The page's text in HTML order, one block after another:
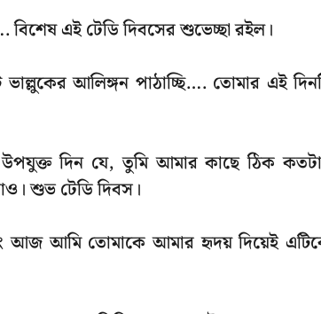
এই টেডি দিবসের শুভেচ্ছা রইল।
আলিঙ্গন পাঠাচ্ছি…. তোমার এই
দিন যে, তুমি আমার কাছে ঠিক
শুভ টেডি দিবস।
আজ আমি তোমাকে আমার হৃদয় দিয়েই